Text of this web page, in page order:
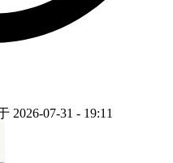
2026-07-31 - 19:11